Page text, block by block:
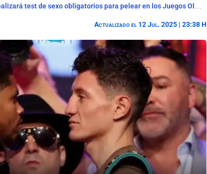
Polémica: organización de boxeo realizará test de sexo obligatorios para pelear en los Juegos Olímpicos
Actualizado el 12 Jul. 2025 | 23:38 H